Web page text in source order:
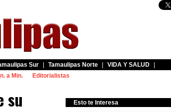
Sur Tamaulipas Norte VIDA Y SALUD
a Min. Editorialistas
su
Esto te Interesa